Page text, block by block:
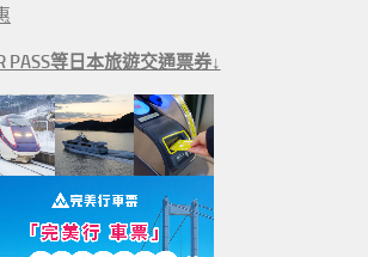
PASS等日本旅遊交通票券↓